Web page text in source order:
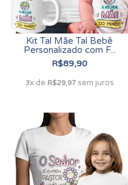
Kit Tal Mãe Tal Bebê
Personalizado com F...
R$89,90
3x de R$29,97sem juros